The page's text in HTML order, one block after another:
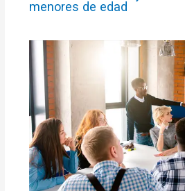
menores de edad